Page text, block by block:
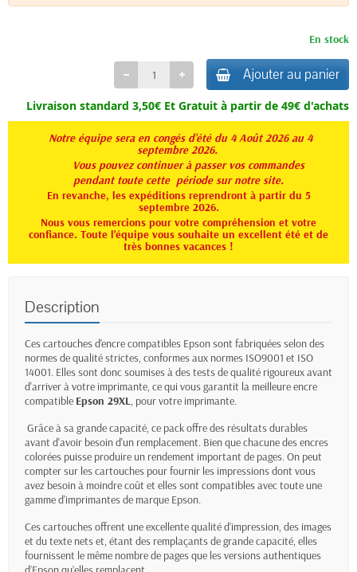
En stock
Ajouter au panier
Livraison standard 3,50€ Et Gratuit à partir de 49€ d'achats
Notre équipe sera en congés d'été du 4 Août 2026 au 4
septembre 2026.
Vous pouvez continuer à passer vos commandes
pendant toute cette période sur notre site.
En revanche, les expéditions reprendront à partir du 5
septembre 2026.
Nous vous remercions pour votre compréhension et votre
confiance. Toute l'équipe vous souhaite un excellent été et de
très bonnes vacances !
Description
Ces cartouches d'encre compatibles Epson sont fabriquées selon des
normes de qualité strictes, conformes aux normes ISO9001 et ISO
14001. Elles sont donc soumises à des tests de qualité rigoureux avant
d'arriver à votre imprimante, ce qui vous garantit la meilleure encre
compatible Epson 29XL, pour votre imprimante.
Grâce à sa grande capacité, ce pack offre des résultats durables
avant d'avoir besoin d'un remplacement. Bien que chacune des encres
colorées puisse produire un rendement important de pages. On peut
compter sur les cartouches pour fournir les impressions dont vous
avez besoin à moindre coût et elles sont compatibles avec toute une
gamme d'imprimantes de marque Epson.
Ces cartouches offrent une excellente qualité d’impression, des images
et du texte nets et, étant des remplaçants de grande capacité, elles
fournissent le même nombre de pages que les versions authentiques